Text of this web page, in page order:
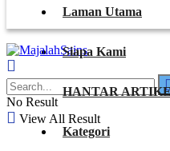
Laman Utama
Siapa Kami
HANTAR
Kategori
No Result
View All Result